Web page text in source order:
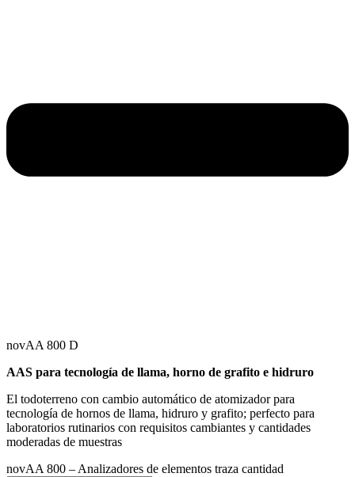
novAA 800 D
AAS para tecnología de llama, horno de grafito e hidruro
El todoterreno con cambio automático de atomizador para
tecnología de hornos de llama, hidruro y grafito; perfecto para
laboratorios rutinarios con requisitos cambiantes y cantidades
moderadas de muestras
novAA 800 – Analizadores de elementos traza cantidad